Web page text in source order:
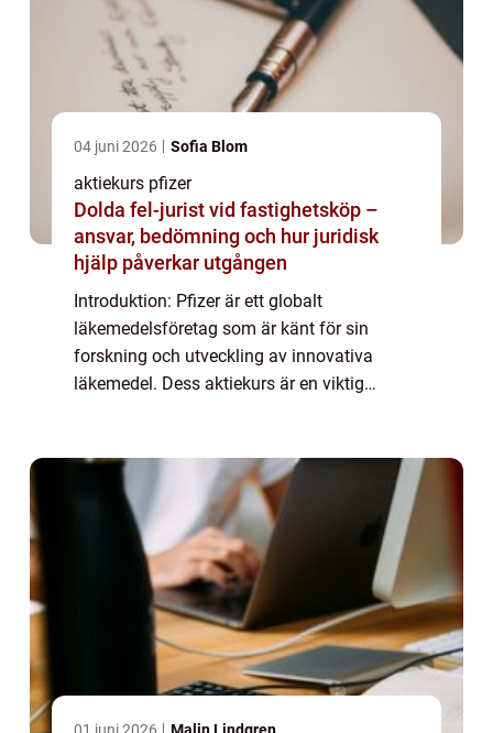
04 juni 2026 Sofia Blom
aktiekurs pfizer
Dolda fel-jurist vid fastighetsköp –
ansvar, bedömning och hur juridisk
hjälp påverkar utgången
Introduktion: Pfizer är ett globalt
läkemedelsföretag som är känt för sin
forskning och utveckling av innovativa
läkemedel. Dess aktiekurs är en viktig
kommer att ge en ...
01 juni 2026 Malin Lindgren